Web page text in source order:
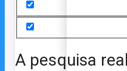
A pesquisa